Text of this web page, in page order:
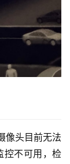
像头目前无法
控不可用，检